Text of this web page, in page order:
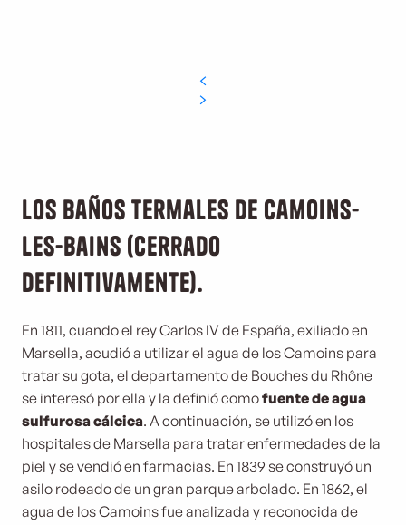
Los baños termales de Camoins-
les-Bains (cerrado
definitivamente).
En 1811, cuando el rey Carlos IV de España, exiliado en
Marsella, acudió a utilizar el agua de los Camoins para
tratar su gota, el departamento de Bouches du Rhône
se interesó por ella y la definió comofuente de agua
sulfurosa cálcica. A continuación, se utilizó en los
hospitales de Marsella para tratar enfermedades de la
piel y se vendió en farmacias. En 1839 se construyó un
asilo rodeado de un gran parque arbolado. En 1862, el
agua de los Camoins fue analizada y reconocida de